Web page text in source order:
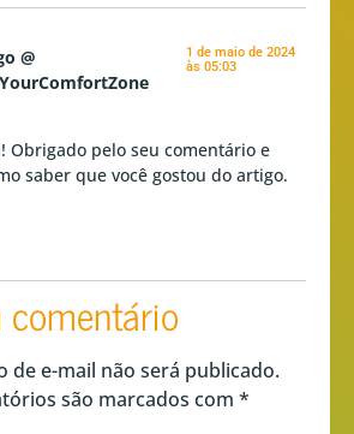
@
1 de maio de 2024
às 05:03
Obrigado pelo seu comentário e
saber que você gostou do artigo.
de e-mail não será publicado.
são marcados com *